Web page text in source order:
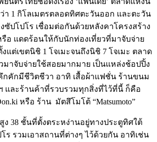
า 1 กิโลเมตรตลอดทิศตะวันออก และตะวัน
ซัปโปโร เชื่อมต่อกันด้วยหลังคาโครงสร้าง
อ แดดร้อนให้กับนักท่องเที่ยวที่มาจับจ่าย
แต่เขตนิชิ 1 โจเมะจนถึงนิชิ 7 โจเมะ ตลาด
มาจับจ่ายใช้สอยมากมาย เป็นแหล่งช้อปปิ้ง
กคักมีชีวิตชีวา อาทิ เสื้อผ้าแฟชั่น ร้านขนม
และร้านค้าที่รวบรวมทุกสิ่งที่ไว้ที่นี้ ก็คือ
หรือ ร้าน มัตสึโมโต้ “Matsumoto”
ง 38 ชั้นที่ตั้งตระหง่านอยู่ทางประตูทิศใต้
ร รวมเอาสถานที่ต่างๆ ไว้ด้วยกัน อาทิเช่น